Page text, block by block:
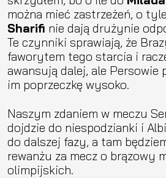
można mieć zastrzeżeń, o
Sharifi nie dają drużynie
Te czynniki sprawiają, że
faworytem tego starcia i
awansują dalej, ale Persowie
im poprzeczkę wysoko.
Naszym zdaniem w meczu
dojdzie do niespodzianki i
do dalszej fazy, a tam
rewanżu za mecz o brązowy
olimpijskich.